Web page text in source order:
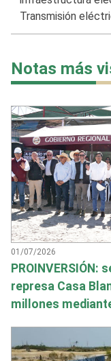
Transmisión
Notas más
01/07/2026
PROINVERSIÓN:
represa Casa
millones